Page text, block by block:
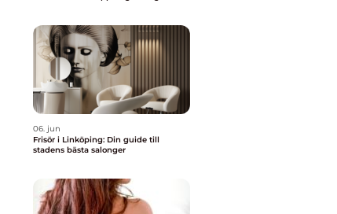
06. jun
Frisör i Linköping: Din guide till
stadens bästa salonger